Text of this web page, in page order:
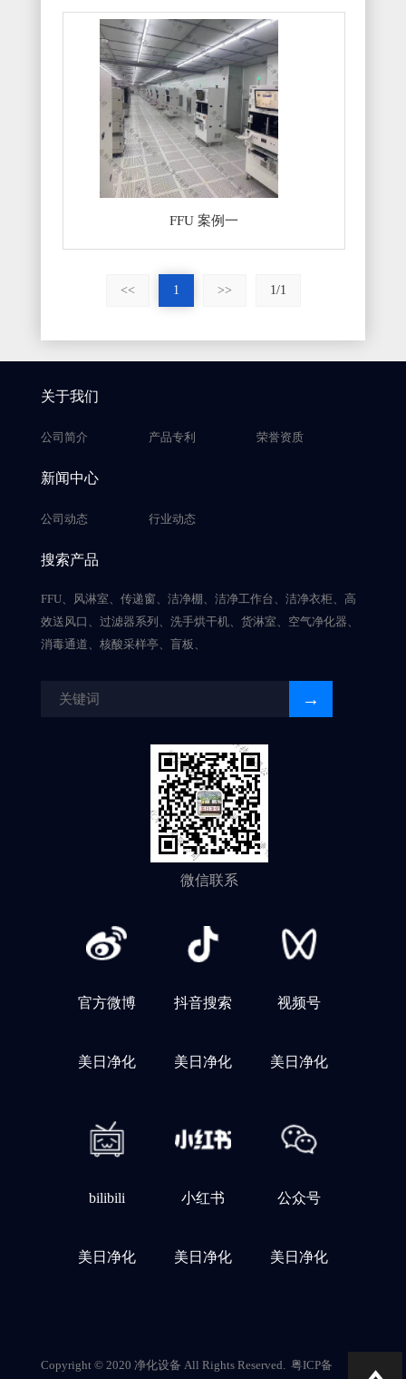
FFU 案例一
<< 1 >> 1/1
关于我们
公司简介 产品专利 荣誉资质
新闻中心
公司动态 行业动态
搜索产品
FFU、风淋室、传递窗、洁净棚、洁净工作台、洁净衣柜、高
效送风口、过滤器系列、洗手烘干机、货淋室、空气净化器、
消毒通道、核酸采样亭、盲板、
微信联系
官方微博
美日净化
抖音搜索
美日净化
视频号
美日净化
bilibili
美日净化
小红书
美日净化
公众号
美日净化
Copyright © 2020 净化设备 All Rights Reserved. 粤ICP备